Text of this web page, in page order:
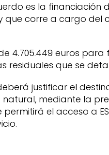
es la financiación
que corre a cargo del
4.705.449 euros
residuales que se
justificar el
mediante la
el acceso a